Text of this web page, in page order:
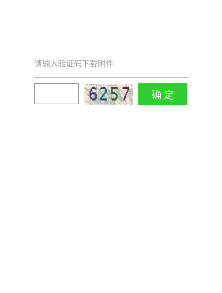
请输入验证码下载附件